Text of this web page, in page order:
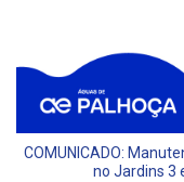
COMUNICADO:
no Jardins 3